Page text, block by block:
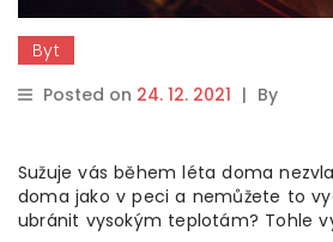
Byt
Posted on 24. 12. 2021 | By
Sužuje vás během léta doma
doma jako v peci a nemůžete to
ubránit vysokým teplotám? Tohle